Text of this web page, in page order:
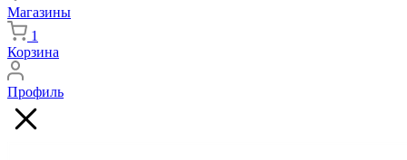
Магазины
1
Корзина
Профиль